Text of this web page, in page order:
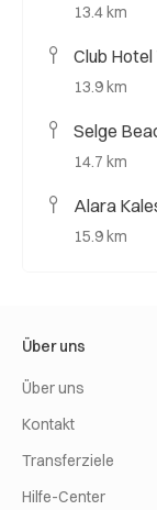
13.4 km
Club
13.9 km
Selge
14.7 km
Alara
15.9 km
Über uns
Über uns
Kontakt
Transferziele
Hilfe-Center